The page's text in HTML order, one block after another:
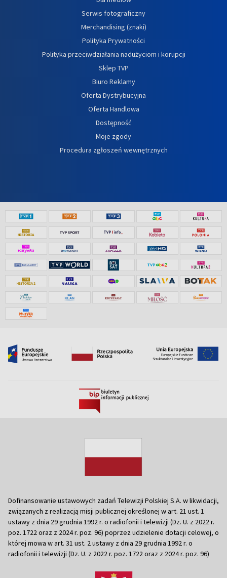
Serwis fotograficzny
Merchandising (znaki)
Polityka Prywatności
Polityka przeciwdziałania nadużyciom i korupcji
Sklep TVP
Biuro Reklamy
Oferta Dystrybucyjna
Oferta Handlowa
Dostępność
Moje zgody
Procedura zgłoszeń wewnętrznych
Dofinansowanie ustawowych zadań Telewizji Polskiej S.A. w likwidacji,
związanych z realizacją misji publicznej określonej w art. 21 ust. 1
ustawy z dnia 29 grudnia 1992 r. o radiofonii i telewizji (Dz. U. z 2022 r.
poz. 1722 oraz z 2024 r. poz. 96) poprzez udzielenie dotacji celowej, o
której mowa w art. 31 ust. 2 ustawy z dnia 29 grudnia 1992 r. o
radiofonii i telewizji (Dz. U. z 2022 r. poz. 1722 oraz z 2024 r. poz. 96)